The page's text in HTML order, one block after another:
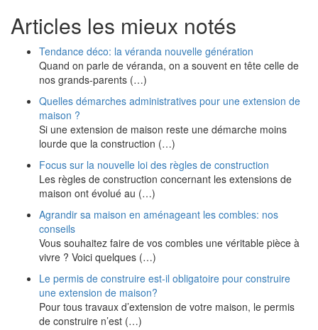
Articles les mieux notés
Tendance déco: la véranda nouvelle génération
Quand on parle de véranda, on a souvent en tête celle de
nos grands-parents (…)
Quelles démarches administratives pour une extension de
maison ?
Si une extension de maison reste une démarche moins
lourde que la construction (…)
Focus sur la nouvelle loi des règles de construction
Les règles de construction concernant les extensions de
maison ont évolué au (…)
Agrandir sa maison en aménageant les combles: nos
conseils
Vous souhaitez faire de vos combles une véritable pièce à
vivre ? Voici quelques (…)
Le permis de construire est-il obligatoire pour construire
une extension de maison?
Pour tous travaux d’extension de votre maison, le permis
de construire n’est (…)